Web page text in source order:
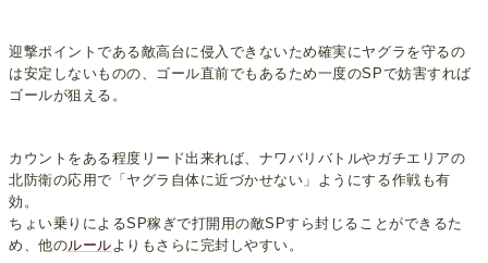
迎撃ポイントである敵高台に侵入できないため確実にヤグラを守るの
は安定しないものの、ゴール直前でもあるため一度のSPで妨害すれば
ゴールが狙える。
カウントをある程度リード出来れば、ナワバリバトルやガチエリアの
北防衛の応用で「ヤグラ自体に近づかせない」ようにする作戦も有
効。
ちょい乗りによるSP稼ぎで打開用の敵SPすら封じることができるた
め、他のルール よりもさらに完封しやすい。